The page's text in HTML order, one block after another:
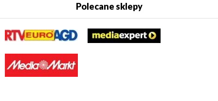
Polecane sklepy